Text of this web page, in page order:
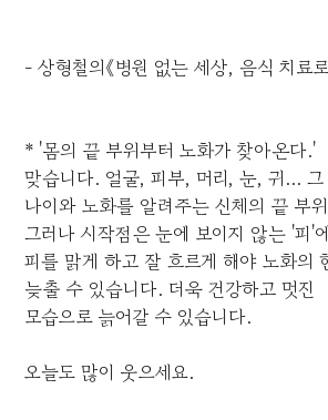
- 상형철의《병원 없는 세상, 음식 치료
* '몸의 끝 부위부터 노화가 찾아온다.'
맞습니다. 얼굴, 피부, 머리, 눈, 귀... 그
나이와 노화를 알려주는 신체의 끝 부
그러나 시작점은 눈에 보이지 않는 '피'
피를 맑게 하고 잘 흐르게 해야 노화의
늦출 수 있습니다. 더욱 건강하고 멋진
모습으로 늙어갈 수 있습니다.
오늘도 많이 웃으세요.